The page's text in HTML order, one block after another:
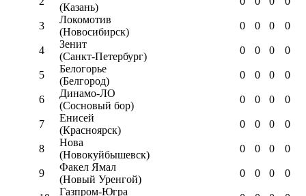
(Казань)
3
Локомотив
(Новосибирск)
0 0 0 0
4
Зенит
(Санкт-Петербург)
0 0 0 0
5
Белогорье
(Белгород)
0 0 0 0
6
Динамо-ЛО
(Сосновый бор)
0 0 0 0
7
Енисей
(Красноярск)
0 0 0 0
8
Нова
(Новокуйбышевск)
0 0 0 0
9
Факел Ямал
(Новый Уренгой)
0 0 0 0
Газпром-Югра